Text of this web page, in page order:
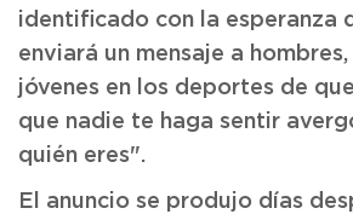
identificado con la esperanza
enviará un mensaje a
jóvenes en los deportes de
que nadie te haga sentir
quién eres".
El anuncio se produjo días